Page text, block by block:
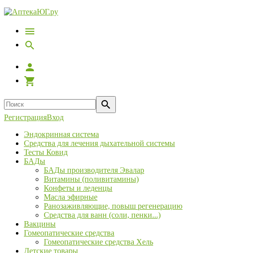
РегистрацияВход
Эндокринная система
Средства для лечения дыхательной системы
Тесты Ковид
БАДы
БАДы производителя Эвалар
Витамины (поливитамины)
Конфеты и леденцы
Масла эфирные
Ранозаживляющие, повыш регенерацию
Средства для ванн (соли, пенки...)
Вакцины
Гомеопатические средства
Гомеопатические средства Хель
Детские товары